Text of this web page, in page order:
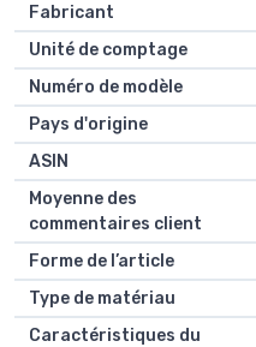
Fabricant
Unité de comptage
Numéro de modèle
Pays d'origine
ASIN
Moyenne des
commentaires client
Forme de l’article
Type de matériau
Caractéristiques du